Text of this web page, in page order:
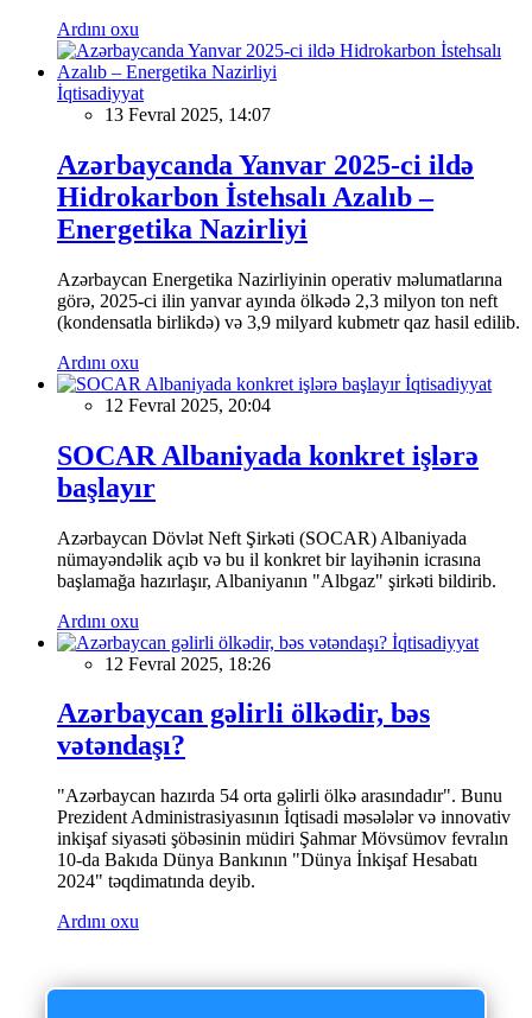
Ardını oxu
İqtisadiyyat
13 Fevral 2025, 14:07
Azərbaycanda Yanvar 2025-ci ildə
Hidrokarbon İstehsalı Azalıb –
Energetika Nazirliyi
Azərbaycan Energetika Nazirliyinin operativ məlumatlarına
görə, 2025-ci ilin yanvar ayında ölkədə 2,3 milyon ton neft
(kondensatla birlikdə) və 3,9 milyard kubmetr qaz hasil edilib.
Ardını oxu
İqtisadiyyat
12 Fevral 2025, 20:04
SOCAR Albaniyada konkret işlərə
başlayır
Azərbaycan Dövlət Neft Şirkəti (SOCAR) Albaniyada
nümayəndəlik açıb və bu il konkret bir layihənin icrasına
başlamağa hazırlaşır, Albaniyanın "Albgaz" şirkəti bildirib.
Ardını oxu
İqtisadiyyat
12 Fevral 2025, 18:26
Azərbaycan gəlirli ölkədir, bəs
vətəndaşı?
"Azərbaycan hazırda 54 orta gəlirli ölkə arasındadır". Bunu
Prezident Administrasiyasının İqtisadi məsələlər və innovativ
inkişaf siyasəti şöbəsinin müdiri Şahmar Mövsümov fevralın
10-da Bakıda Dünya Bankının "Dünya İnkişaf Hesabatı
2024" təqdimatında deyib.
Ardını oxu